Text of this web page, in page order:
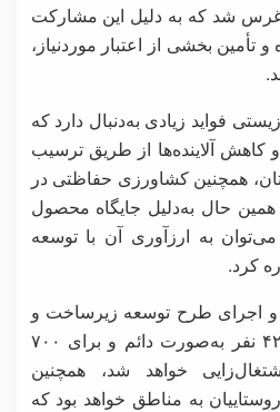
شد که به دلیل این مشارکت
تأمین بخشی از اعتبار موردنیاز،
فواید زیادی به‌دنبال دارد که
کاهش آلاینده‌ها از طریق ترسیب
همچنین کشاورزی حفاظتی در
حال به‌دلیل جایگاه محصول
به ارزآوری آن با توسعه
کرد.
و اجرای طرح توسعه زیرساخت و
جایگزینی نخیلات، برای ۴۲۰ نفر به‌صورت دائم و برای ۷۰۰
خواهد شد، همچنین
به مناطق خواهد بود که